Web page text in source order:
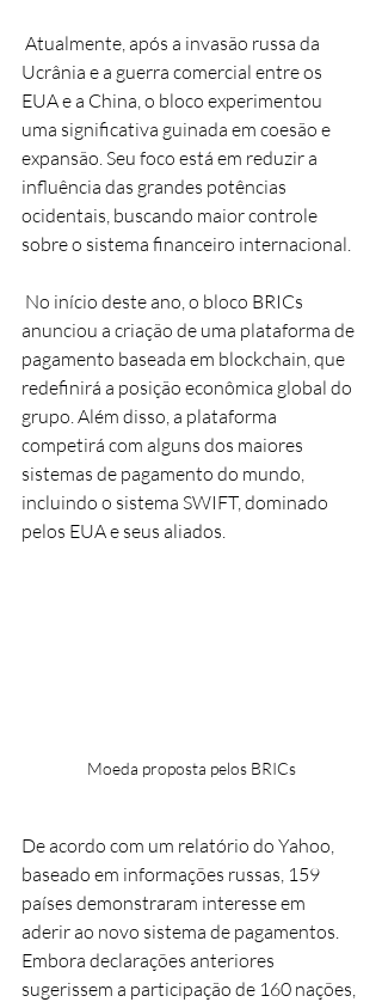
Atualmente, após a invasão russa da
Ucrânia e a guerra comercial entre os
EUA e a China, o bloco experimentou
uma significativa guinada em coesão e
expansão. Seu foco está em reduzir a
influência das grandes potências
ocidentais, buscando maior controle
sobre o sistema financeiro internacional.
No início deste ano, o bloco BRICs
anunciou a criação de uma plataforma de
pagamento baseada em blockchain, que
redefinirá a posição econômica global do
grupo. Além disso, a plataforma
competirá com alguns dos maiores
sistemas de pagamento do mundo,
incluindo o sistema SWIFT, dominado
pelos EUA e seus aliados.
Moeda proposta pelos BRICs
De acordo com um relatório do Yahoo,
baseado em informações russas, 159
países demonstraram interesse em
aderir ao novo sistema de pagamentos.
Embora declarações anteriores
sugerissem a participação de 160 nações,